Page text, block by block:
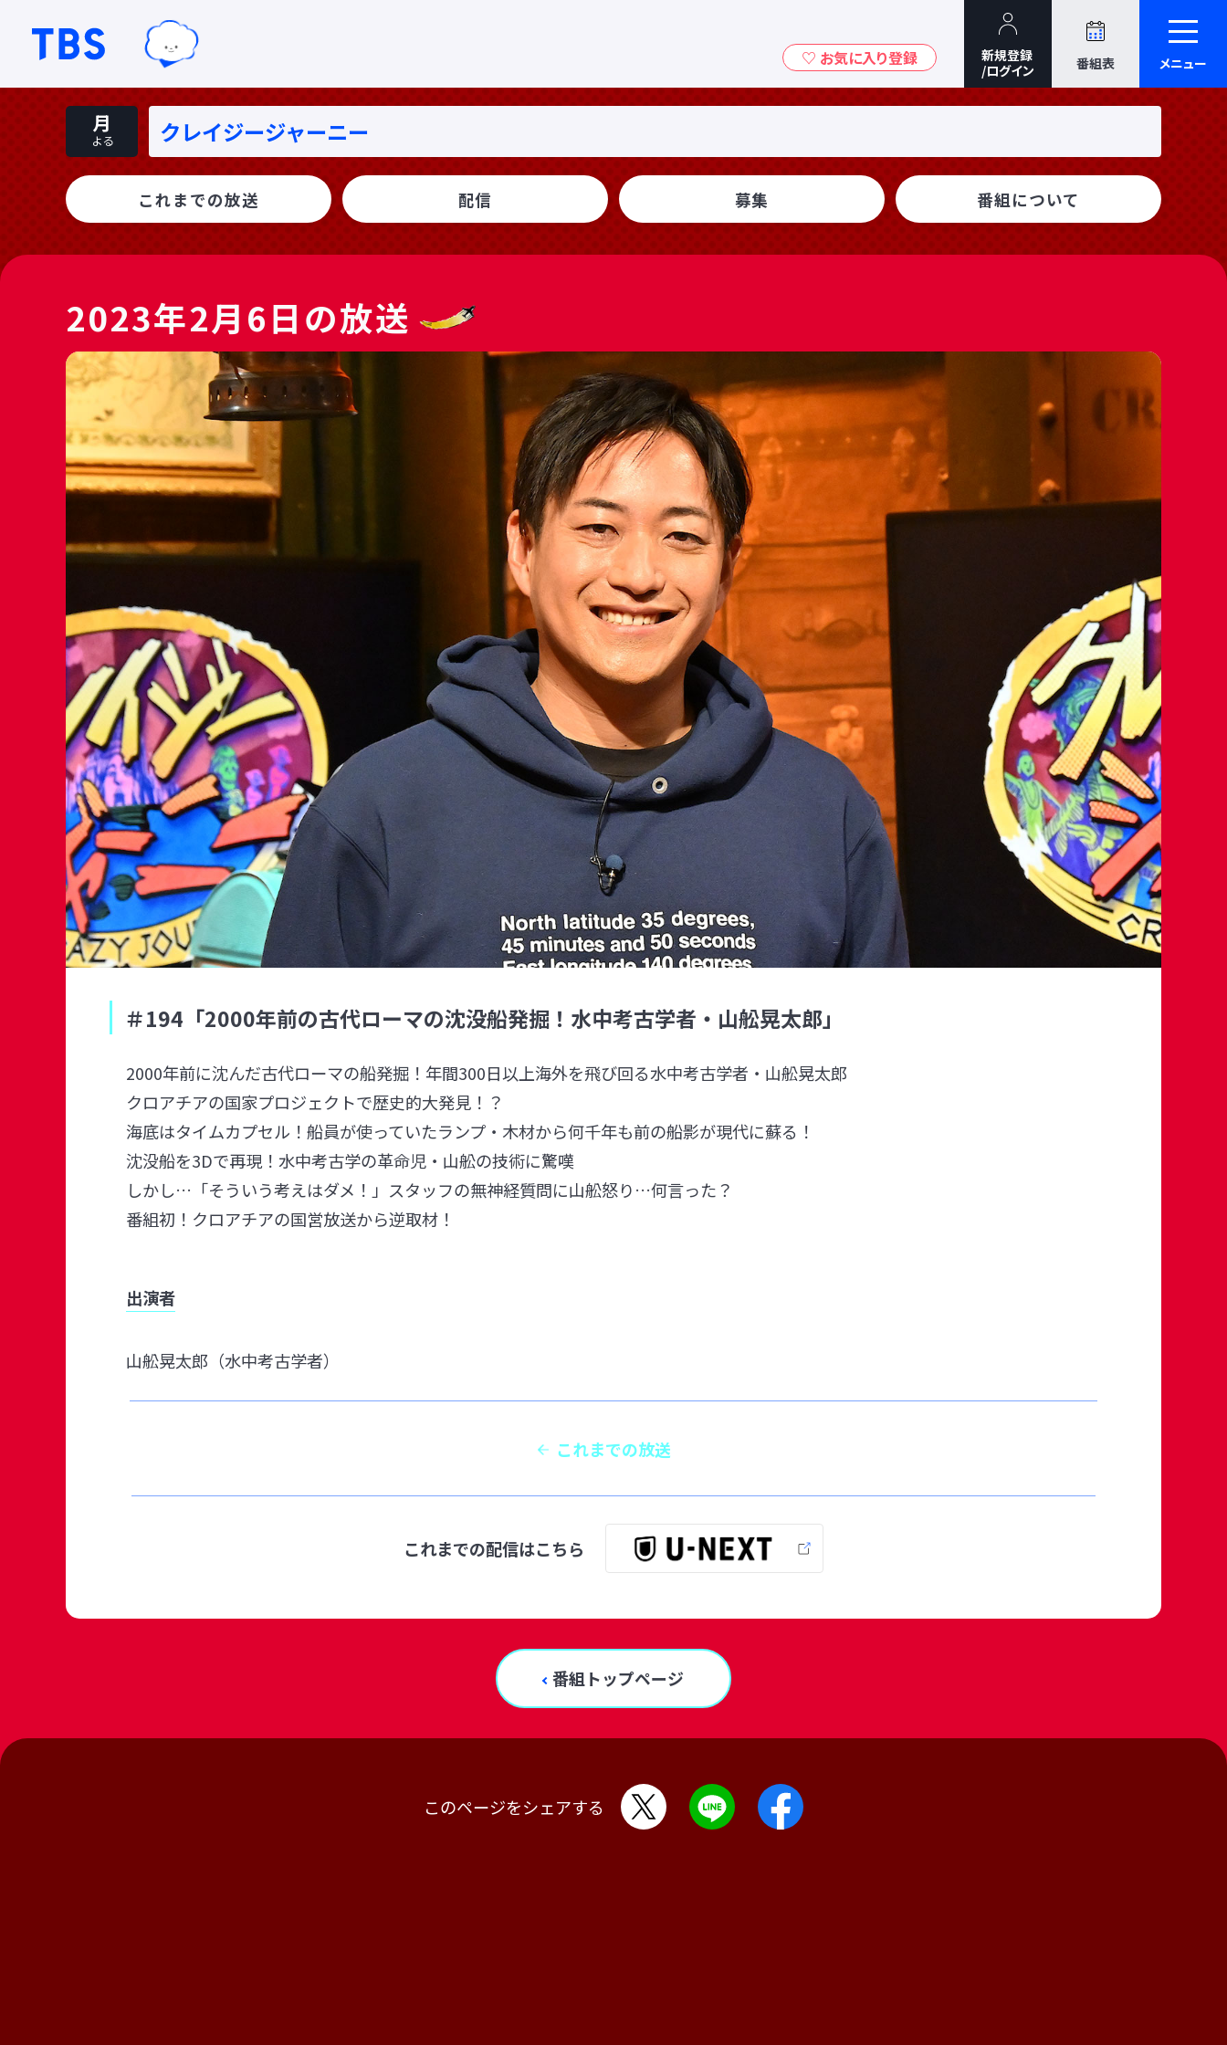
TBSテレビ｜ときめくときを。
番組表 メニュー
月
よる クレイジージャーニー
これまでの放送 配信 募集 番組について
2023年2月6日の放送
＃194「2000年前の古代ローマの沈没船発掘！水中考古学者・山舩晃太郎」
2000年前に沈んだ古代ローマの船発掘！年間300日以上海外を飛び回る水中考古学者・山舩晃太郎
クロアチアの国家プロジェクトで歴史的大発見！？
海底はタイムカプセル！船員が使っていたランプ・木材から何千年も前の船影が現代に蘇る！
沈没船を3Dで再現！水中考古学の革命児・山舩の技術に驚嘆
しかし…「そういう考えはダメ！」スタッフの無神経質問に山舩怒り…何言った？
番組初！クロアチアの国営放送から逆取材！
出演者
山舩晃太郎（水中考古学者）
これまでの放送
これまでの配信はこちら
番組トップページ
このページをシェアする